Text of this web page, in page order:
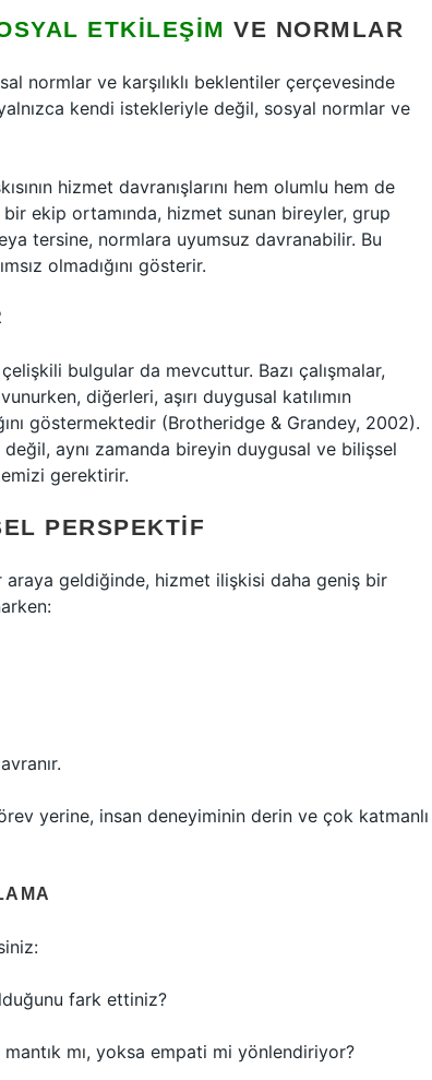
ETKILEŞIM VE NORMLAR
normlar ve karşılıklı beklentiler çerçevesinde
kendi istekleriyle değil, sosyal normlar ve
hizmet davranışlarını hem olumlu hem de
ekip ortamında, hizmet sunan bireyler, grup
tersine, normlara uyumsuz davranabilir. Bu
olmadığını gösterir.
bulgular da mevcuttur. Bazı çalışmalar,
diğerleri, aşırı duygusal katılımın
göstermektedir (Brotheridge & Grandey, 2002).
aynı zamanda bireyin duygusal ve bilişsel
gerektirir.
PERSPEKTIF
geldiğinde, hizmet ilişkisi daha geniş bir
yerine, insan deneyiminin derin ve çok katmanlı
fark ettiniz?
mantık mı, yoksa empati mi yönlendiriyor?